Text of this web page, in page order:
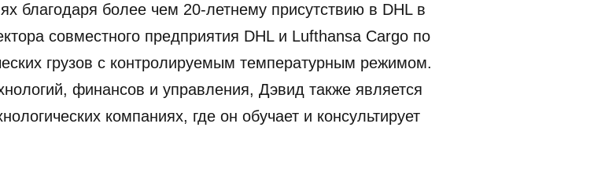
благодаря более чем 20-летнему присутствию в DHL в
совместного предприятия DHL и Lufthansa Cargo по
грузов с контролируемым температурным режимом.
финансов и управления, Дэвид также является
компаниях, где он обучает и консультирует